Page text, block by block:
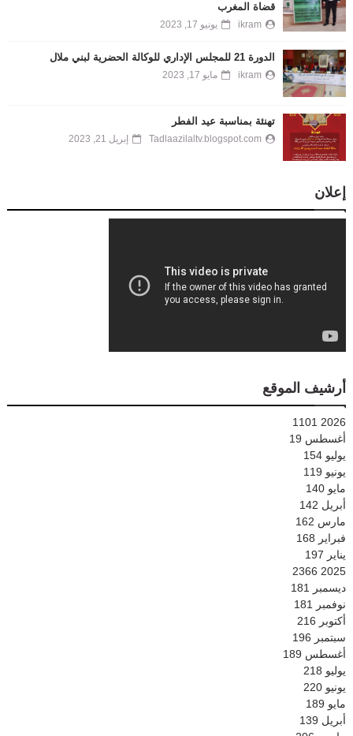
قضاة المغرب
ikram يونيو 17, 2023
الدورة 21 للمجلس الإداري للوكالة الحضرية لبني ملال
ikram مايو 17, 2023
تهنئة بمناسبة عيد الفطر
Tadlaazilaltv.blogspot.com إبريل 21, 2023
إعلان
أرشيف الموقع
2026
1101
أغسطس 19
يوليو 154
يونيو 119
مايو 140
أبريل 142
مارس 162
فبراير 168
يناير 197
2025
2366
ديسمبر 181
نوفمبر 181
أكتوبر 216
سبتمبر 196
أغسطس 189
يوليو 218
يونيو 220
مايو 189
أبريل 139